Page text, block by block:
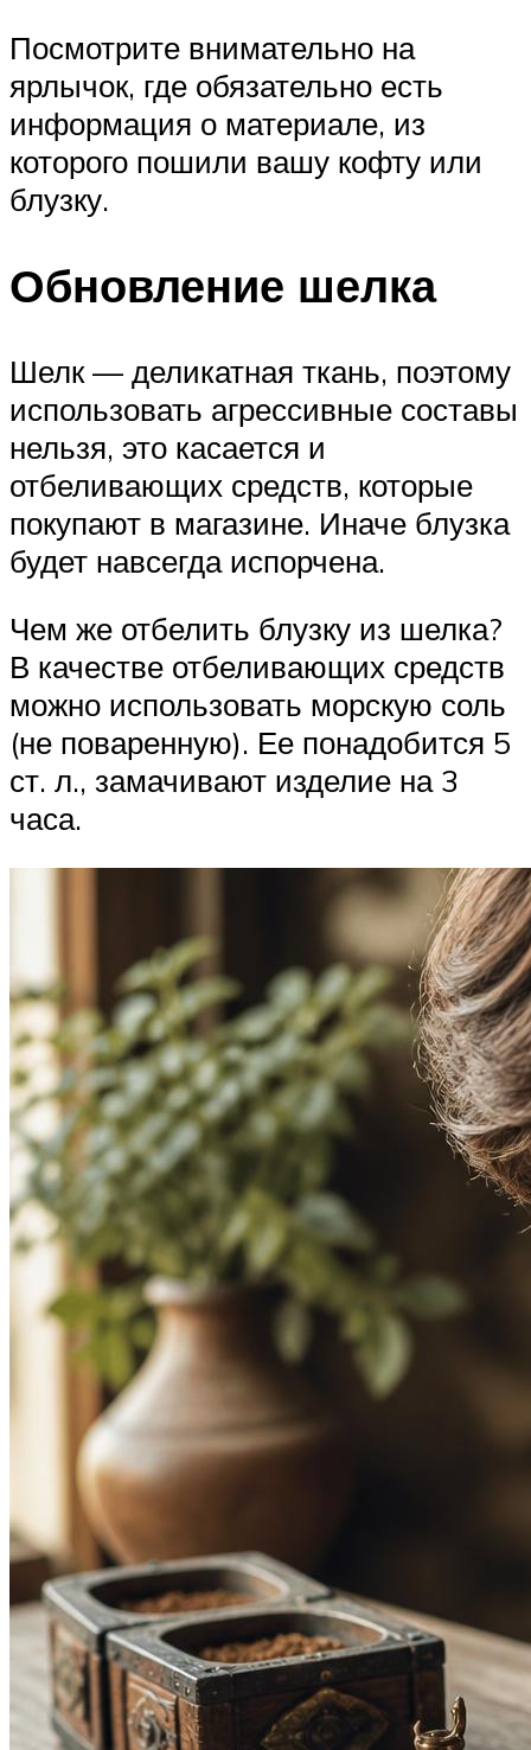
Посмотрите внимательно на
ярлычок, где обязательно есть
информация о материале, из
которого пошили вашу кофту или
блузку.
Обновление шелка
Шелк — деликатная ткань, поэтому
использовать агрессивные составы
нельзя, это касается и
отбеливающих средств, которые
покупают в магазине. Иначе блузка
будет навсегда испорчена.
Чем же отбелить блузку из шелка?
В качестве отбеливающих средств
можно использовать морскую соль
(не поваренную). Ее понадобится 5
ст. л., замачивают изделие на 3
часа.